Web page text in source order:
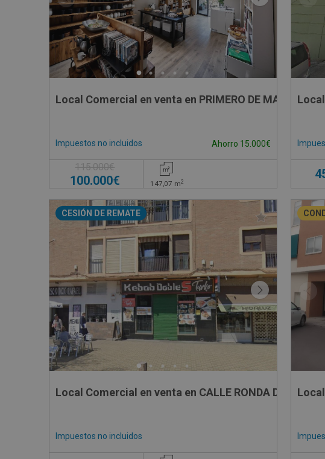
Local Comercial en venta en PRIMERO DE MAYO 6, -
Impuestos no incluidos Ahorro 15.000€
115.000€
100.000€ 147,07 m2
CESIÓN DE REMATE
Local Comercial en venta en CALLE RONDA DE LA
Impuestos no incluidos